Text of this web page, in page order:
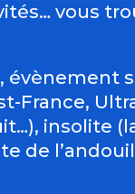
vous
évènement
France,
insolite
de